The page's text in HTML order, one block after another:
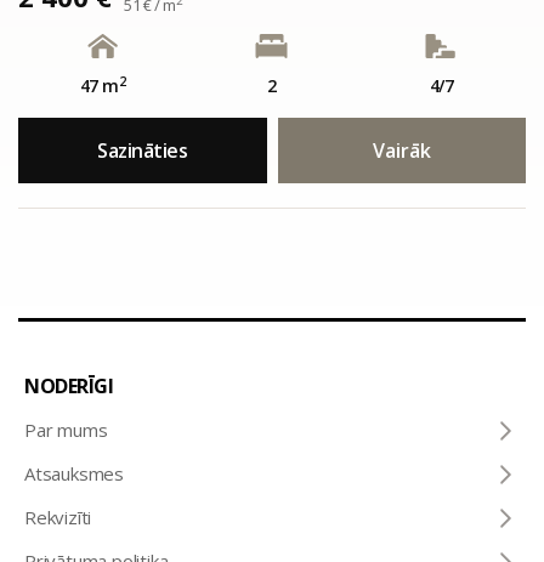
51 € / m
47 m2 2 4/7
Sazināties Vairāk
NODERĪGI
Par mums
Atsauksmes
Rekvizīti